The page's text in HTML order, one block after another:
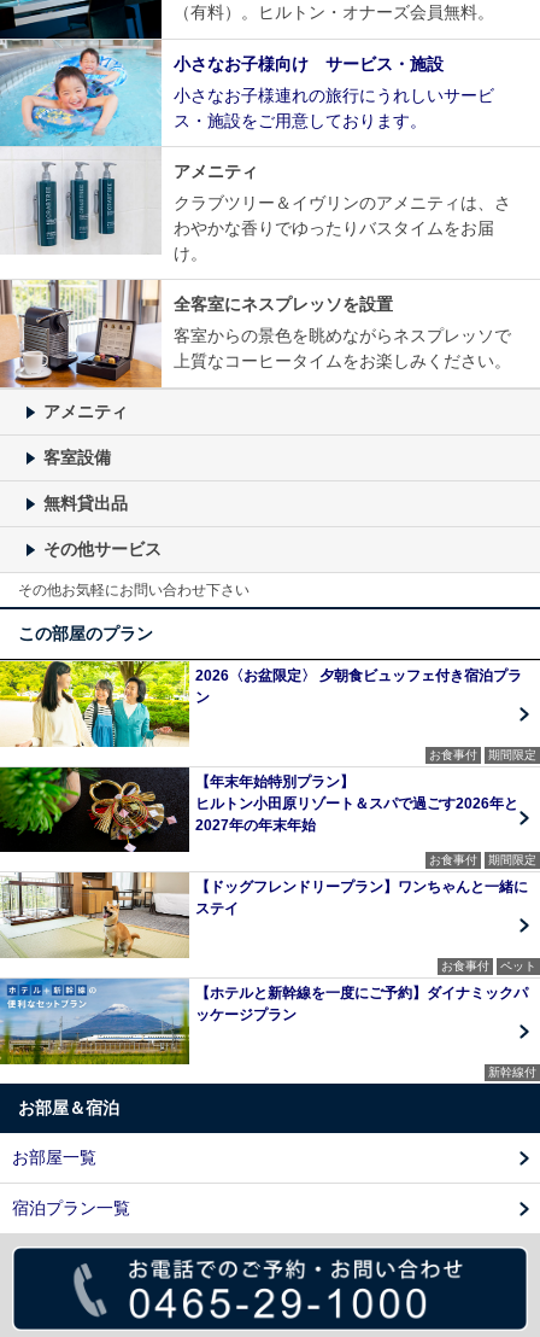
（有料）。ヒルトン・オナーズ会員無料。
小さなお子様向け サービス・施設
小さなお子様連れの旅行にうれしいサービ
ス・施設をご用意しております。
アメニティ
クラブツリー＆イヴリンのアメニティは、さ
わやかな香りでゆったりバスタイムをお届
け。
全客室にネスプレッソを設置
客室からの景色を眺めながらネスプレッソで
上質なコーヒータイムをお楽しみください。
アメニティ
客室設備
無料貸出品
その他サービス
その他お気軽にお問い合わせ下さい
この部屋のプラン
2026〈お盆限定〉 夕朝食ビュッフェ付き宿泊プラ
ン
お食事付 期間限定
【年末年始特別プラン】
ヒルトン小田原リゾート＆スパで過ごす2026年と
2027年の年末年始
お食事付 期間限定
【ドッグフレンドリープラン】ワンちゃんと一緒に
ステイ
お食事付 ペット
【ホテルと新幹線を一度にご予約】ダイナミックパ
ッケージプラン
新幹線付
お部屋＆宿泊
お部屋一覧
宿泊プラン一覧